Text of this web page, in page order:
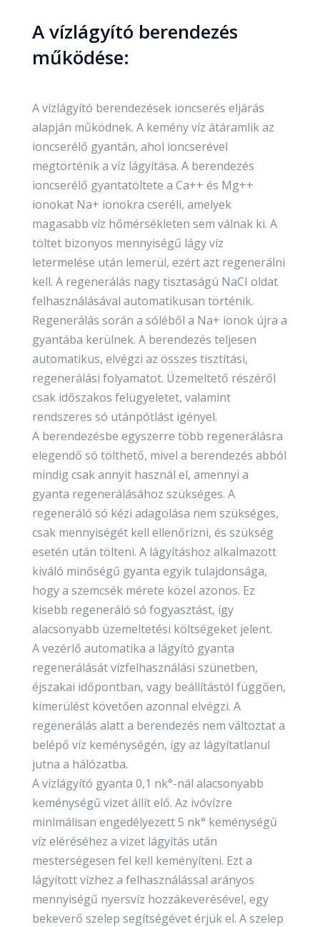
A vízlágyító berendezés
működése:
A vízlágyító berendezések ioncserés eljárás
alapján működnek. A kemény víz átáramlik az
ioncserélő gyantán, ahol ioncserével
megtörténik a víz lágyítása. A berendezés
ioncserélő gyantatöltete a Ca++ és Mg++
ionokat Na+ ionokra cseréli, amelyek
magasabb víz hőmérsékleten sem válnak ki. A
töltet bizonyos mennyiségű lágy víz
letermelése után lemerül, ezért azt regenerálni
kell. A regenerálás nagy tisztaságú NaCI oldat
felhasználásával automatikusan történik.
Regenerálás során a sóléből a Na+ ionok újra a
gyantába kerülnek. A berendezés teljesen
automatikus, elvégzi az összes tisztítási,
regenerálási folyamatot. Üzemeltető részéről
csak időszakos felügyeletet, valamint
rendszeres só utánpótlást igényel.
A berendezésbe egyszerre több regenerálásra
elegendő só tölthető, mivel a berendezés abból
mindig csak annyit használ el, amennyi a
gyanta regenerálásához szükséges. A
regeneráló só kézi adagolása nem szükséges,
csak mennyiségét kell ellenőrizni, és szükség
esetén után tölteni. A lágyításhoz alkalmazott
kiváló minőségű gyanta egyik tulajdonsága,
hogy a szemcsék mérete közel azonos. Ez
kisebb regeneráló só fogyasztást, így
alacsonyabb üzemeltetési költségeket jelent.
A vezérlő automatika a lágyító gyanta
regenerálását vízfelhasználási szünetben,
éjszakai időpontban, vagy beállítástól függően,
kimerülést követően azonnal elvégzi. A
regenerálás alatt a berendezés nem változtat a
belépő víz keménységén, így az lágyítatlanul
jutna a hálózatba.
A vízlágyító gyanta 0,1 nk°-nál alacsonyabb
keménységű vizet állít elő. Az ivóvízre
minimálisan engedélyezett 5 nk° keménységű
víz eléréséhez a vizet lágyítás után
mesterségesen fel kell keményíteni. Ezt a
lágyított vízhez a felhasználással arányos
mennyiségű nyersvíz hozzákeverésével, egy
bekeverő szelep segítségévet érjük el. A szelep